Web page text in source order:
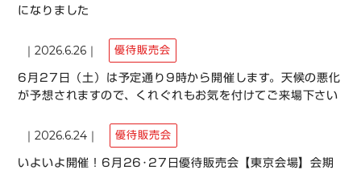
になりました
2026.6.26 優待販売会
6月27日（土）は予定通り9時から開催します。天候の悪化
が予想されますので、くれぐれもお気を付けてご来場下さい
2026.6.24 優待販売会
いよいよ開催！6月26･27日優待販売会【東京会場】会期